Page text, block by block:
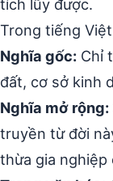
tích lũy được.
Trong tiếng
Nghĩa gốc: Chỉ
đất, cơ sở kinh
Nghĩa mở rộng:
truyền từ đời
thừa gia nghiệp